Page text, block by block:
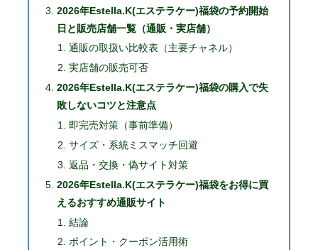
2026年Estella.K(エステラケー)福袋の予約開始
日と販売店舗一覧（通販・実店舗）
通販の取扱い比較表（主要チャネル）
実店舗の販売可否
2026年Estella.K(エステラケー)福袋の購入で失
敗しないコツと注意点
即完売対策（事前準備）
サイズ・系統ミスマッチ回避
返品・交換・偽サイト対策
2026年Estella.K(エステラケー)福袋をお得に買
えるおすすめ通販サイト
結論
ポイント・クーポン活用術